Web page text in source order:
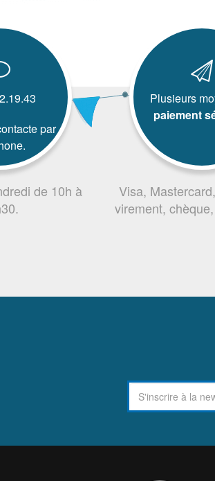
par
de 10h à
Plusieurs
paiement
Visa,
virement,